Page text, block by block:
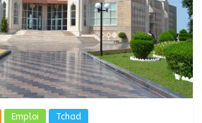
Emploi Tchad